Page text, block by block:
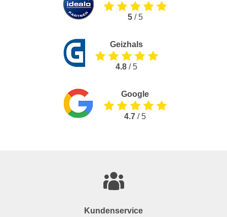
5/ 5
Geizhals
4.8 / 5
Google
4.7 / 5
Kundenservice